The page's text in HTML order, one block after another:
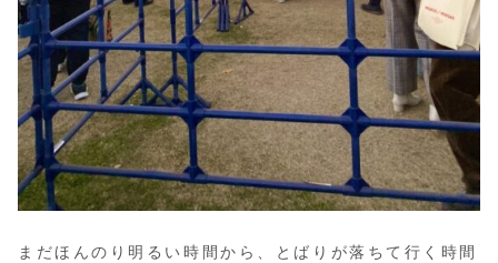
まだほんのり明るい時間から、とばりが落ちて行く時間